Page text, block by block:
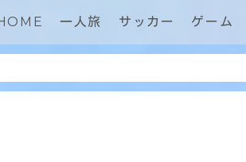
一人旅 サッカー ゲーム